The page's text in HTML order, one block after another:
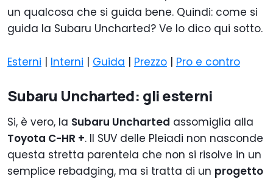
un qualcosa che si guida bene. Quindi: come si
guida la Subaru Uncharted? Ve lo dico qui sotto.
Esterni Interni Guida Prezzo Pro e contro
Subaru Uncharted: gli esterni
Si, è vero, la Subaru Uncharted assomiglia alla
Toyota C-HR +. Il SUV delle Pleiadi non nasconde
questa stretta parentela che non si risolve in un
semplice rebadging, ma si tratta di un progetto